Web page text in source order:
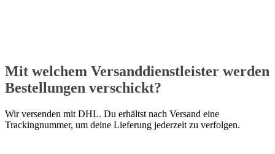
Mit welchem Versanddienstleister werden
Bestellungen verschickt?
Wir versenden mit DHL. Du erhältst nach Versand eine
Trackingnummer, um deine Lieferung jederzeit zu verfolgen.